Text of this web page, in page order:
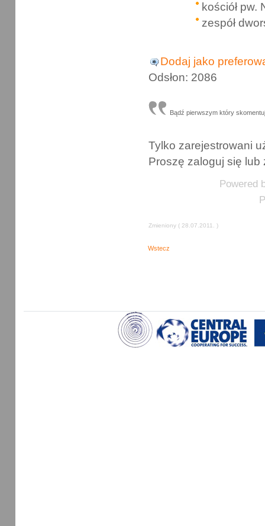
kościół
zespół
Dodaj jako
Odsłon: 2086
Bądź pierwszym który
Tylko zarejestrowani
Proszę zaloguj się lub
Powered
Zmieniony ( 28.07.2011. )
Wstecz